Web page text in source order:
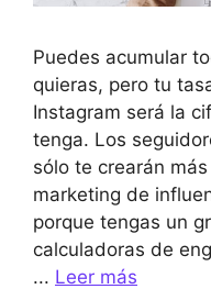
Puedes acumular
quieras, pero tu
Instagram será la
tenga. Los
sólo te crearán
marketing de
porque tengas un
calculadoras de
... Leer más